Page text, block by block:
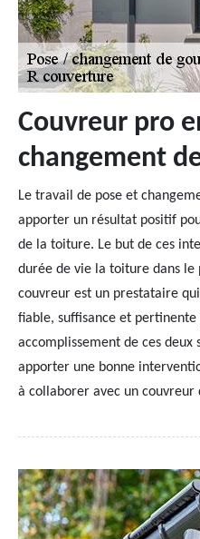
Couvreur pro
changement
Le travail de pose et
apporter un résultat positif
de la toiture. Le but de ces
durée de vie la toiture dans le
couvreur est un prestataire
fiable, suffisance et
accomplissement de ces deux
apporter une bonne
à collaborer avec un